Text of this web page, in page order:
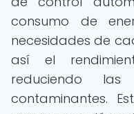
consumo de
necesidades de
así el
reduciendo
contaminantes.